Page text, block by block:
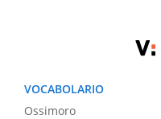
VOCABOLARIO
Ossimoro